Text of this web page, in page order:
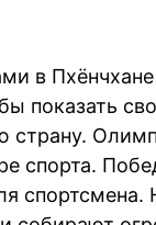
в
показать
страну.
спорта.
спортсмена.